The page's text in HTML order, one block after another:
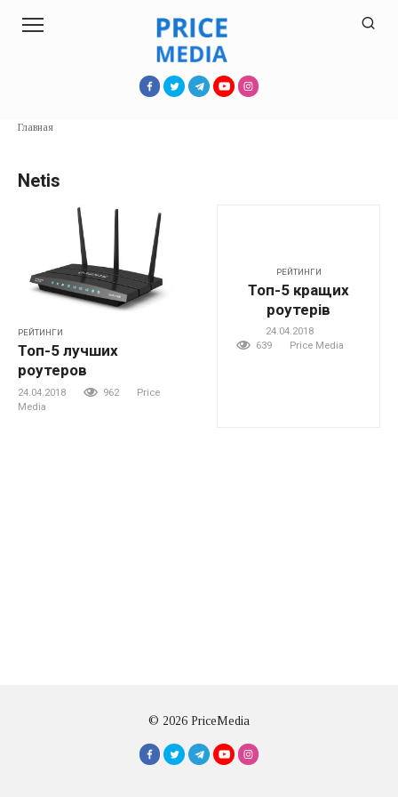
Главная
Netis
РЕЙТИНГИ
Топ-5 лучших
роутеров
24.04.2018 962
Price
Media
РЕЙТИНГИ
Топ-5 кращих
роутерів
24.04.2018
639
Price Media
© 2026 PriceMedia